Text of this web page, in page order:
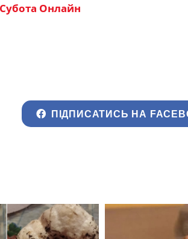
Субота Онлайн
ПІДПИСАТИСЬ НА